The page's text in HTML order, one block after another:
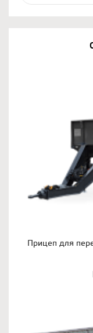
Прицеп для